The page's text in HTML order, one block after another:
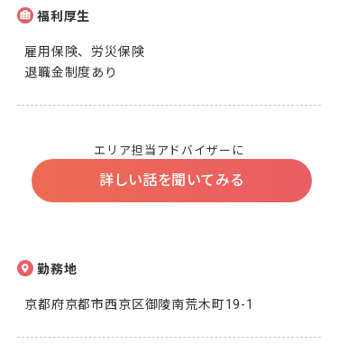
福利厚生
雇用保険、労災保険
退職金制度あり
エリア担当アドバイザーに
詳しい話を聞いてみる
勤務地
京都府京都市西京区御陵南荒木町19-1